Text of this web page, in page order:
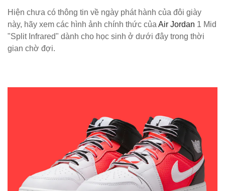
Hiện chưa có thông tin về ngày phát hành của đôi giày
này, hãy xem các hình ảnh chính thức của Air Jordan 1 Mid
"Split Infrared" dành cho học sinh ở dưới đây trong thời
gian chờ đợi.